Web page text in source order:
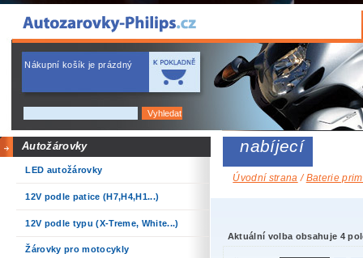
Nákupní košík je prázdný
Autožárovky
LED autožárovky
12V podle patice (H7,H4,H1...)
12V podle typu (X-Treme, White...)
Žárovky pro motocykly
nabíjecí
Úvodní strana /Baterie
Aktuální volba obsahuje 4